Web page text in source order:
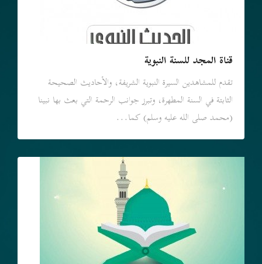
قناة المجد للسنة النبوية
تقدم للمشاهدين السيرة النبوية الشريفة، والأحاديث الصحيحة
الثابتة في السنة المطهرة، وتبرز جوانب الرحمة التي بعث بها نبينا
(محمد صلى الله عليه وسلم) كما...